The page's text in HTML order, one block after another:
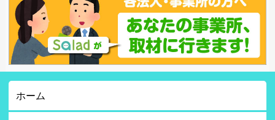
ホーム